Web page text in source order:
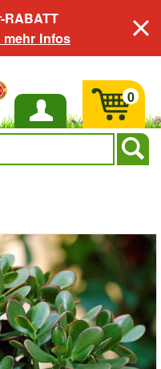
RABATT
mehr Infos
Anmelden
0